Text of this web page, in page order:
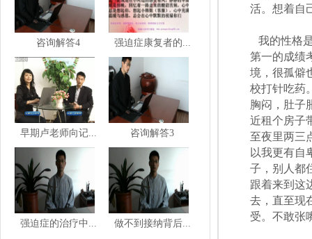
咨询解答4 强迫症康复者的...
早期卢老师向记... 咨询解答3
强迫症的治疗中... 做不到接纳背后...
活。想着自
我的性格
第一的成绩
境，很孤僻
校打针吃药
胸闷，肚子
近租个房子
至夜里两三
以我更有自
子，别人都
跟着来到这
去，直至现
受。不敢张